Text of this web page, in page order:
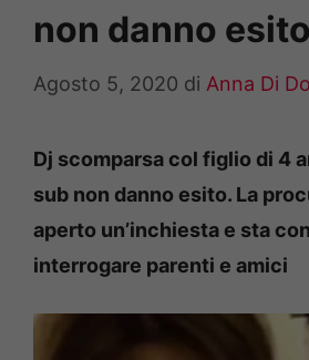
non danno esito
Agosto 5, 2020 di Anna Di
Dj scomparsa col figlio di 4
sub non danno esito. La
aperto un’inchiesta e sta
interrogare parenti e amici